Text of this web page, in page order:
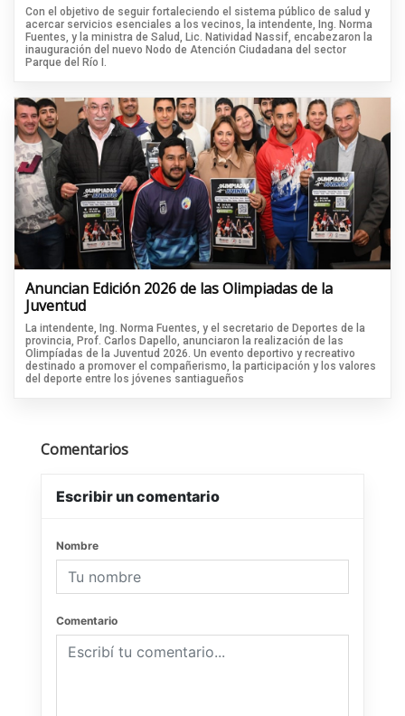
Con el objetivo de seguir fortaleciendo el sistema público de salud y
acercar servicios esenciales a los vecinos, la intendente, Ing. Norma
Fuentes, y la ministra de Salud, Lic. Natividad Nassif, encabezaron la
inauguración del nuevo Nodo de Atención Ciudadana del sector
Parque del Río I.
Anuncian Edición 2026 de las Olimpiadas de la
Juventud
La intendente, Ing. Norma Fuentes, y el secretario de Deportes de la
provincia, Prof. Carlos Dapello, anunciaron la realización de las
Olimpíadas de la Juventud 2026. Un evento deportivo y recreativo
destinado a promover el compañerismo, la participación y los valores
del deporte entre los jóvenes santiagueños
Comentarios
Escribir un comentario
Nombre
Comentario